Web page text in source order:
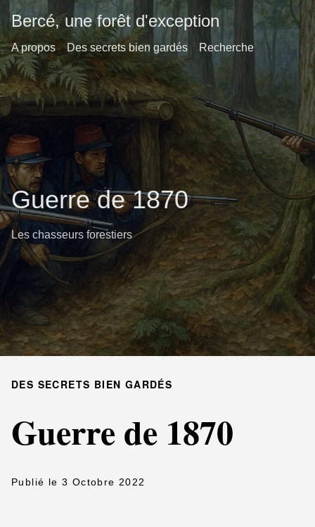
Bercé, une forêt d'exception
A propos Des secrets bien gardés Recherche
Guerre de 1870
Les chasseurs forestiers
DES SECRETS BIEN GARDÉS
Guerre de 1870
Publié le 3 Octobre 2022